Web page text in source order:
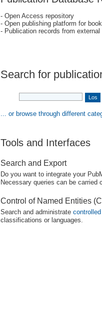
- Open Access repository
- Open publishing platform for
- Publication records from
Search for
... or browse through different
Tools and Interfaces
Search and Export
Do you want to integrate your
Necessary queries can be carried
Control of Named Entities
Search and administrate
classifications or languages.